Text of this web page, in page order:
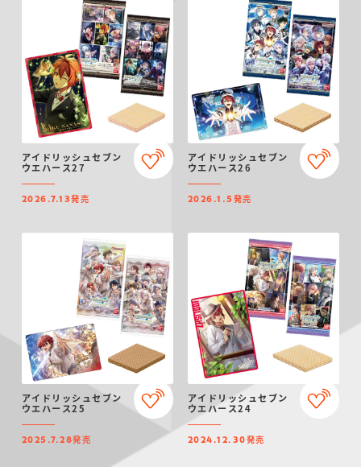
アイドリッシュセブン
ウエハース27
2026.7.13発売
アイドリッシュセブン
ウエハース26
2026.1.5 発売
アイドリッシュセブン
ウエハース25
2025.7.28発売
アイドリッシュセブン
ウエハース24
2024.12.30発売